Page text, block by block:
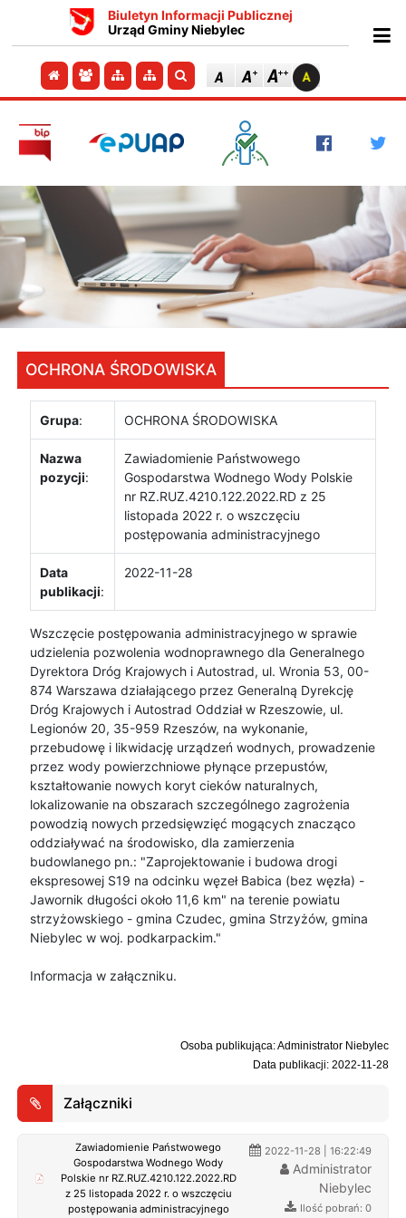
Biuletyn Informacji Publicznej
Urząd Gminy Niebylec
Przejdź do strony głównej
Przejdź do redakcji
Przejdź do mapy strony
Przejdź do mapy strony
Szukaj
OCHRONA ŚRODOWISKA
Grupa: OCHRONA ŚRODOWISKA
Nazwa
pozycji:
Zawiadomienie Państwowego
Gospodarstwa Wodnego Wody Polskie
nr RZ.RUZ.4210.122.2022.RD z 25
listopada 2022 r. o wszczęciu
postępowania administracyjnego
Data
publikacji:
2022-11-28
Wszczęcie postępowania administracyjnego w sprawie
udzielenia pozwolenia wodnoprawnego dla Generalnego
Dyrektora Dróg Krajowych i Autostrad, ul. Wronia 53, 00-
874 Warszawa działającego przez Generalną Dyrekcję
Dróg Krajowych i Autostrad Oddział w Rzeszowie, ul.
Legionów 20, 35-959 Rzeszów, na wykonanie,
przebudowę i likwidację urządzeń wodnych, prowadzenie
przez wody powierzchniowe płynące przepustów,
kształtowanie nowych koryt cieków naturalnych,
lokalizowanie na obszarach szczególnego zagrożenia
powodzią nowych przedsięwzięć mogących znacząco
oddziaływać na środowisko, dla zamierzenia
budowlanego pn.: "Zaprojektowanie i budowa drogi
ekspresowej S19 na odcinku węzeł Babica (bez węzła) -
Jawornik długości około 11,6 km" na terenie powiatu
strzyżowskiego - gmina Czudec, gmina Strzyżów, gmina
Niebylec w woj. podkarpackim."
Informacja w załączniku.
Osoba publikująca: Administrator Niebylec
Data publikacji: 2022-11-28
Załączniki
Zawiadomienie Państwowego
Gospodarstwa Wodnego Wody
Polskie nr RZ.RUZ.4210.122.2022.RD
z 25 listopada 2022 r. o wszczęciu
postępowania administracyjnego
2022-11-28 | 16:22:49
Administrator
Niebylec
Ilość pobrań: 0